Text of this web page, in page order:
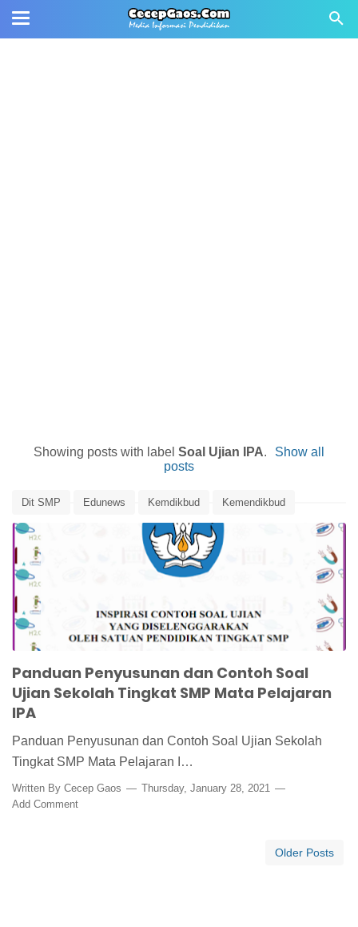
Showing posts with label Soal Ujian IPA.
Show all
posts
Dit SMP Edunews Kemdikbud Kemendikbud
Panduan Pembuatan Soal Ujian Panduan Penilaian
Penilaian Soal Ujian IPA Ujian Sekolah
Panduan Penyusunan dan Contoh Soal
Ujian Sekolah Tingkat SMP Mata Pelajaran
IPA
Panduan Penyusunan dan Contoh Soal Ujian Sekolah
Tingkat SMP Mata Pelajaran I…
Written By Cecep Gaos
Thursday, January 28, 2021
Add Comment
Older Posts